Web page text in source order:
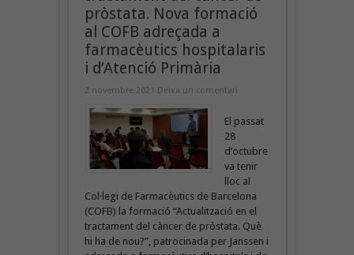
pròstata. Nova formació
al COFB adreçada a
farmacèutics hospitalaris
i d’Atenció Primària
2 novembre 2021 Deixa un comentari
El passat
28
d’octubre
va tenir
lloc al
Col·legi de Farmacèutics de Barcelona
(COFB) la formació “Actualització en el
tractament del càncer de pròstata. Què
hi ha de nou?”, patrocinada per Janssen i